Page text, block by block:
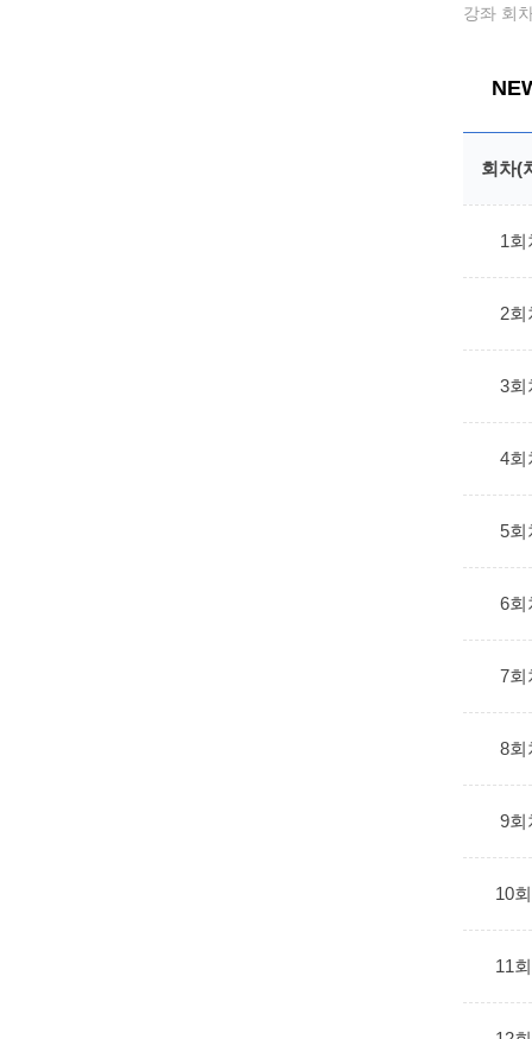
강좌 회
회차(
1회
2회
3회
4회
5회
6회
7회
8회
9회
10
11